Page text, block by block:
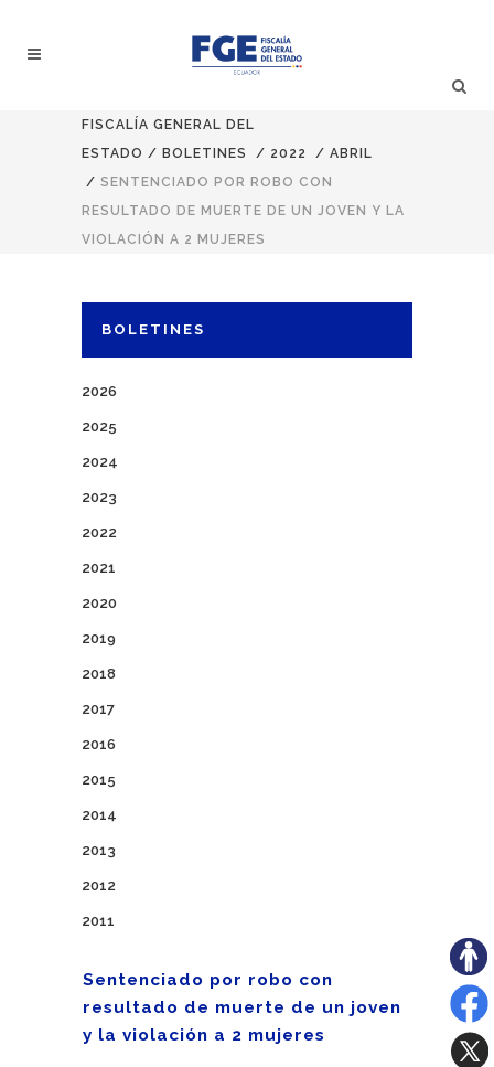
FISCALÍA GENERAL DEL
ESTADO / BOLETINES / 2022 / ABRIL
/ SENTENCIADO POR ROBO CON
RESULTADO DE MUERTE DE UN JOVEN Y LA
VIOLACIÓN A 2 MUJERES
BOLETINES
2026
2025
2024
2023
2022
2021
2020
2019
2018
2017
2016
2015
2014
2013
2012
2011
Sentenciado por robo con
resultado de muerte de un joven
y la violación a 2 mujeres